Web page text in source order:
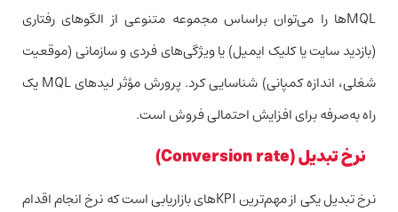
MQLها را می‌توان براساس مجموعه متنوعی از الگوهای رفتاری
(بازدید سایت یا کلیک ایمیل) یا ویژگی‌های فردی و سازمانی (موقعیت
شغلی، اندازه کمپانی) شناسایی کرد. پرورش مؤثر لیدهای MQL یک
راه به‌صرفه برای افزایش احتمالی فروش است.
نرخ تبدیل (Conversion rate)
نرخ تبدیل یکی از مهم‌ترین KPIهای بازاریابی است که نرخ انجام اقدام